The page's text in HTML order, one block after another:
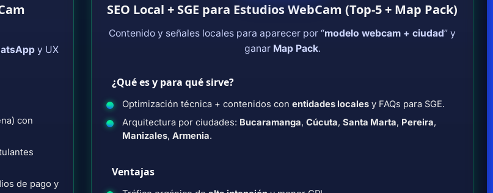
y UX
con
de pago y
SEO Local + SGE para Estudios WebCam (Top-5 + Map Pack)
Contenido y señales locales para aparecer por “modelo webcam + ciudad” y
ganar Map Pack.
¿Qué es y para qué sirve?
Optimización técnica + contenidos con entidades locales y FAQs para SGE.
Arquitectura por ciudades: Bucaramanga, Cúcuta, Santa Marta, Pereira,
Manizales, Armenia.
Ventajas